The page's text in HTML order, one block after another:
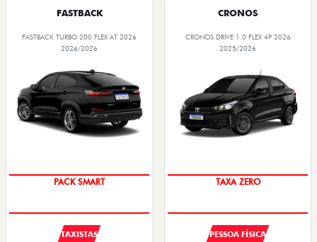
FASTBACK
FASTBACK TURBO 200 FLEX AT 2026
2026/2026
PACK SMART
TAXISTAS
CRONOS
CRONOS DRIVE 1.0 FLEX 4P 2026
2025/2026
TAXA ZERO
PESSOA FÍSICA